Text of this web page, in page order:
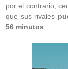
por el contrario,
que sus rivales
56 minutos